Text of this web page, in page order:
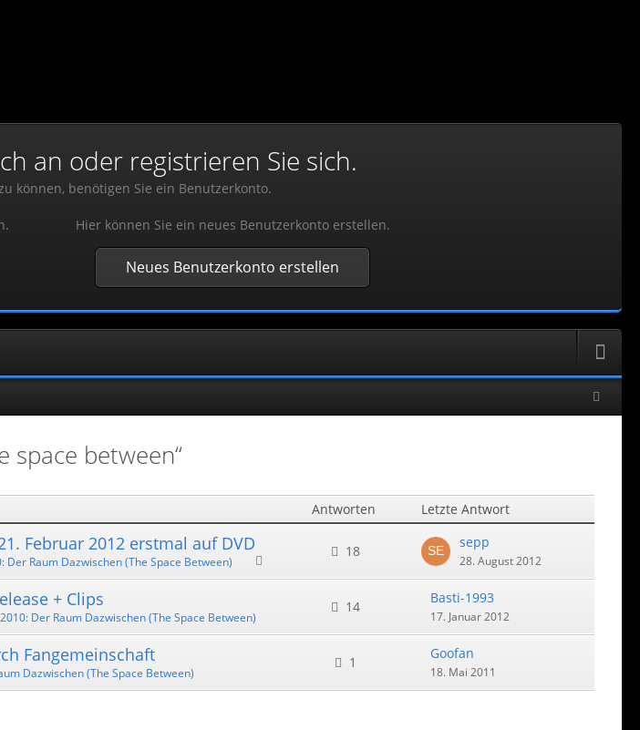
an oder registrieren Sie sich.
können, benötigen Sie ein Benutzerkonto.
Hier können Sie ein neues Benutzerkonto erstellen.
Neues Benutzerkonto erstellen
space between“
Antworten Letzte Antwort
Februar 2012 erstmal auf DVD
Der Raum Dazwischen (The Space Between)
18
sepp
28. August 2012
+ Clips
2010: Der Raum Dazwischen (The Space Between)
14
Basti-1993
17. Januar 2012
Fangemeinschaft
Dazwischen (The Space Between)
1
Goofan
18. Mai 2011